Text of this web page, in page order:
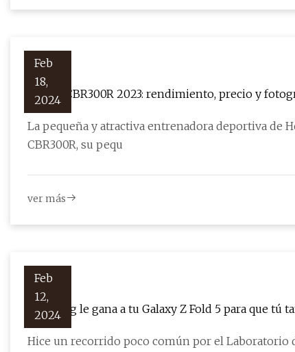
Feb
18,
2024
Honda CBR300R 2023: rendimiento, precio y
La pequeña y atractiva entrenadora deportiva de
CBR300R, su pequ
ver más
Feb
12,
2024
Samsung le gana a tu Galaxy Z Fold 5 para que tú
Hice un recorrido poco común por el Laboratorio